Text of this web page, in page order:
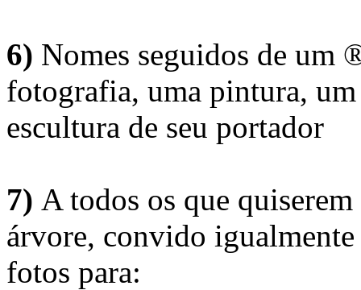
6) Nomes seguidos de um
fotografia, uma pintura,
escultura de seu portador
7) A todos os que
árvore, convido
fotos para: